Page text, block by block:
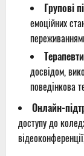
Групові
емоційних
досвідом,
поведінкова
Онлайн-
доступу до